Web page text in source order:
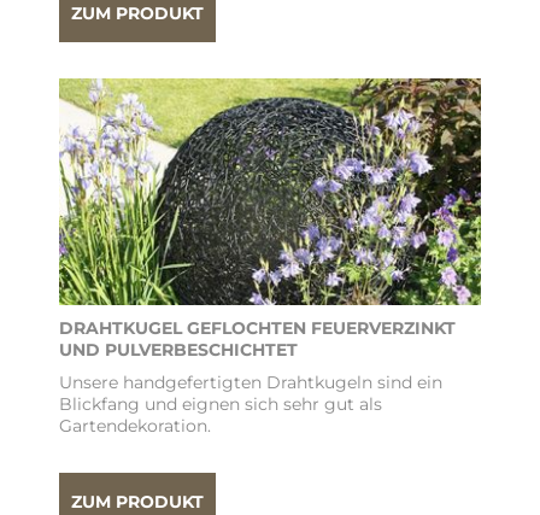
ZUM PRODUKT
DRAHTKUGEL GEFLOCHTEN FEUERVERZINKT
UND PULVERBESCHICHTET
Unsere handgefertigten Drahtkugeln sind ein
Blickfang und eignen sich sehr gut als
Gartendekoration.
ZUM PRODUKT